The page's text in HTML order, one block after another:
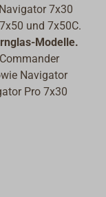
7x30
und 7x50C.
Modelle.
Navigator
Pro 7x30